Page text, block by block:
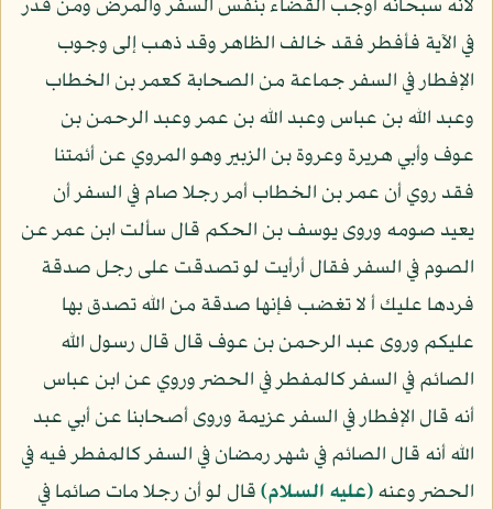
لأنه سبحانه أوجب القضاء بنفس السفر والمرض ومن قدر
في الآية فأفطر فقد خالف الظاهر وقد ذهب إلى وجوب
الإفطار في السفر جماعة من الصحابة كعمر بن الخطاب
وعبد الله بن عباس وعبد الله بن عمر وعبد الرحمن بن
عوف وأبي هريرة وعروة بن الزبير وهو المروي عن أئمتنا
فقد روي أن عمر بن الخطاب أمر رجلا صام في السفر أن
يعيد صومه وروى يوسف بن الحكم قال سألت ابن عمر عن
الصوم في السفر فقال أرأيت لو تصدقت على رجل صدقة
فردها عليك أ لا تغضب فإنها صدقة من الله تصدق بها
عليكم وروى عبد الرحمن بن عوف قال قال رسول الله
الصائم في السفر كالمفطر في الحضر وروي عن ابن عباس
أنه قال الإفطار في السفر عزيمة وروى أصحابنا عن أبي عبد
الله أنه قال الصائم في شهر رمضان في السفر كالمفطر فيه في
الحضر وعنه(عليه السلام)قال لو أن رجلا مات صائما في